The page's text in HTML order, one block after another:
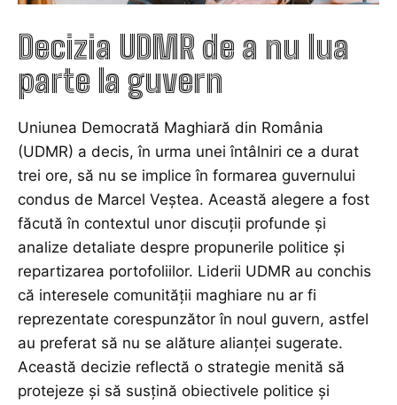
Decizia UDMR de a nu lua
parte la guvern
Uniunea Democrată Maghiară din România
(UDMR) a decis, în urma unei întâlniri ce a durat
trei ore, să nu se implice în formarea guvernului
condus de Marcel Veștea. Această alegere a fost
făcută în contextul unor discuții profunde și
analize detaliate despre propunerile politice și
repartizarea portofoliilor. Liderii UDMR au conchis
că interesele comunității maghiare nu ar fi
reprezentate corespunzător în noul guvern, astfel
au preferat să nu se alăture alianței sugerate.
Această decizie reflectă o strategie menită să
protejeze și să susțină obiectivele politice și